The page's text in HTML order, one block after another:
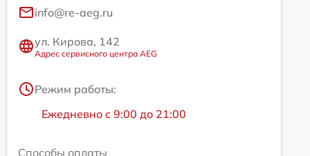
info@re-aeg.ru
ул. Кирова, 142
Адрес сервисного центра AEG
Режим работы:
Ежедневно с 9:00 до 21:00
Способы оплаты